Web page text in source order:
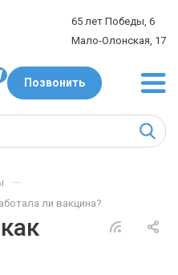
65 лет Победы, 6
Мало-Олонская, 17
Позвонить
—
ли вакцина?